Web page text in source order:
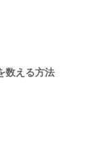
数える方法